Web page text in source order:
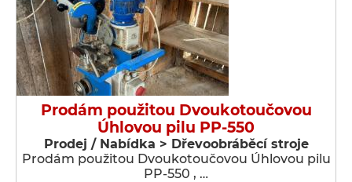
Prodám použitou Dvoukotoučovou
Úhlovou pilu PP-550
Prodej / Nabídka > Dřevoobráběcí stroje
Prodám použitou Dvoukotoučovou Úhlovou pilu
PP-550 , …